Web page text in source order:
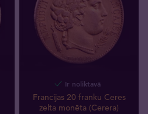
Ir noliktavā
Francijas 20 franku Ceres
zelta monēta (Cerera)